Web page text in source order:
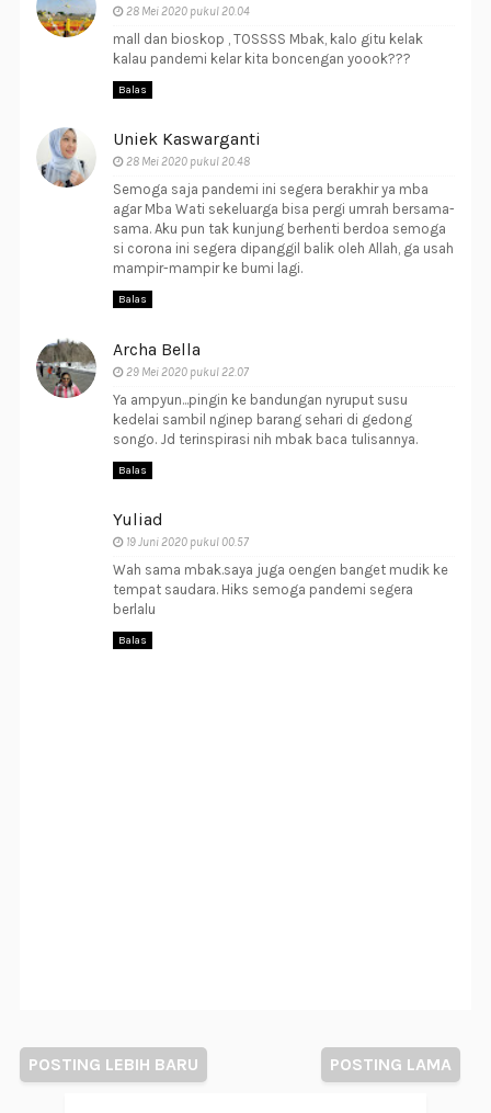
28 Mei 2020 pukul 20.04
mall dan bioskop , TOSSSS Mbak, kalo gitu kelak
kalau pandemi kelar kita boncengan yoook???
Balas
Uniek Kaswarganti
28 Mei 2020 pukul 20.48
Semoga saja pandemi ini segera berakhir ya mba
agar Mba Wati sekeluarga bisa pergi umrah bersama-
sama. Aku pun tak kunjung berhenti berdoa semoga
si corona ini segera dipanggil balik oleh Allah, ga usah
mampir-mampir ke bumi lagi.
Balas
Archa Bella
29 Mei 2020 pukul 22.07
Ya ampyun...pingin ke bandungan nyruput susu
kedelai sambil nginep barang sehari di gedong
songo. Jd terinspirasi nih mbak baca tulisannya.
Balas
Yuliad
19 Juni 2020 pukul 00.57
Wah sama mbak.saya juga oengen banget mudik ke
tempat saudara. Hiks semoga pandemi segera
berlalu
Balas
POSTING LEBIH BARU POSTING LAMA